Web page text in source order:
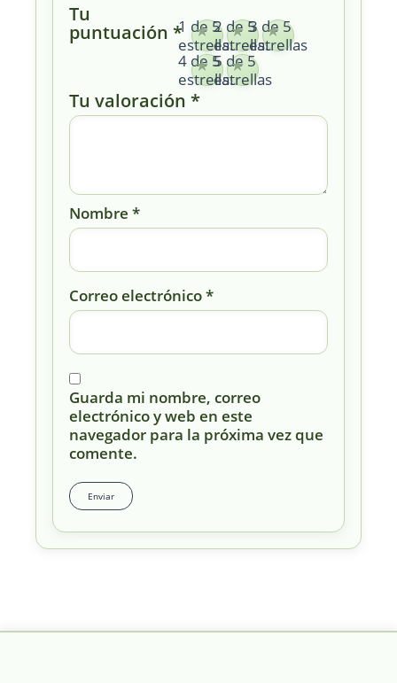
Tu
puntuación *1 de 5
estrellas
2 de 5
estrellas
3 de 5
estrellas
4 de 5
estrellas
5 de 5
estrellas
Tu valoración *
Nombre *
Correo electrónico*
Guarda mi nombre, correo
electrónico y web en este
navegador para la próxima vez que
comente.